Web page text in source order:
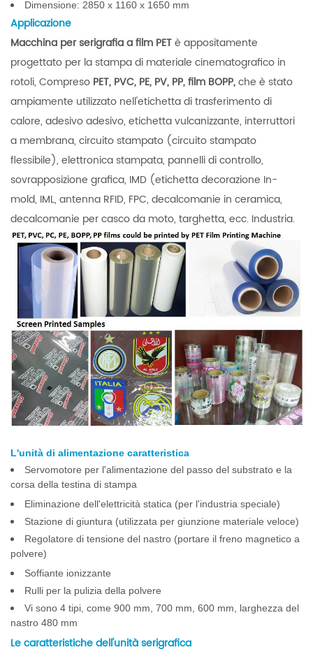
Dimensione: 2850 x 1160 x 1650 mm
Applicazione
Macchina per serigrafia a film PETè appositamente
progettato per la stampa di materiale cinematografico in
rotoli, Compreso PET, PVC, PE, PV, PP, film BOPP,che è stato
ampiamente utilizzato nell'etichetta di trasferimento di
calore, adesivo adesivo, etichetta vulcanizzante, interruttori
a membrana, circuito stampato (circuito stampato
flessibile), elettronica stampata, pannelli di controllo,
sovrapposizione grafica, IMD (etichetta decorazione In-
mold, IML, antenna RFID, FPC, decalcomanie in ceramica,
decalcomanie per casco da moto, targhetta, ecc. Industria.
L'unità di alimentazione caratteristica
Servomotore per l'alimentazione del passo del substrato e la
corsa della testina di stampa
Eliminazione dell'elettricità statica (per l'industria speciale)
Stazione di giuntura (utilizzata per giunzione materiale veloce)
Regolatore di tensione del nastro (portare il freno magnetico a
polvere)
Soffiante ionizzante
Rulli per la pulizia della polvere
Vi sono 4 tipi, come 900 mm, 700 mm, 600 mm, larghezza del
nastro 480 mm
Le caratteristiche dell'unità serigrafica